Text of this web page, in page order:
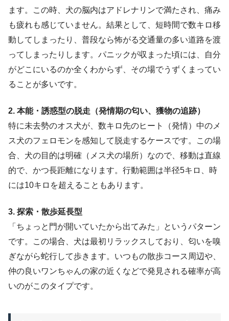
ます。この時、犬の脳内はアドレナリンで満たされ、痛み
も疲れも感じていません。結果として、短時間で数キロ移
動してしまったり、普段なら怖がる交通量の多い道路を渡
ってしまったりします。パニックが収まった頃には、自分
がどこにいるのか全くわからず、その場でうずくまってい
ることが多いです。
2. 本能・誘惑型の脱走（発情期の匂い、獲物の追跡）
特に未去勢のオス犬が、数キロ先のヒート（発情）中のメ
ス犬のフェロモンを感知して脱走するケースです。この場
合、犬の目的は明確（メス犬の場所）なので、移動は直線
的で、かつ長距離になります。行動範囲は半径5キロ、時
には10キロを超えることもあります。
3. 探索・散歩延長型
「ちょっと門が開いていたから出てみた」というパターン
です。この場合、犬は最初リラックスしており、匂いを嗅
ぎながら蛇行して歩きます。いつもの散歩コース周辺や、
仲の良いワンちゃんの家の近くなどで発見される確率が高
いのがこのタイプです。